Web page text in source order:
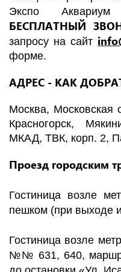
Экспо Аквариум
БЕСПЛАТНЫЙ
запросу на сайт
форме.
АДРЕС - КАК
Москва, Московская
Красногорск,
МКАД, ТВК, корп. 2,
Проезд городским
Гостиница возле
пешком (при выходе
Гостиница возле
№№ 631, 640,